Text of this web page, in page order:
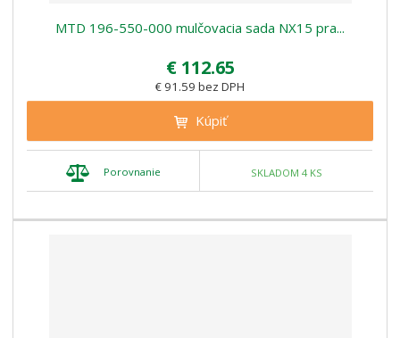
MTD 196-550-000 mulčovacia sada NX15 pra...
€ 112.65
€ 91.59 bez DPH
Kúpiť
Porovnanie SKLADOM 4 KS